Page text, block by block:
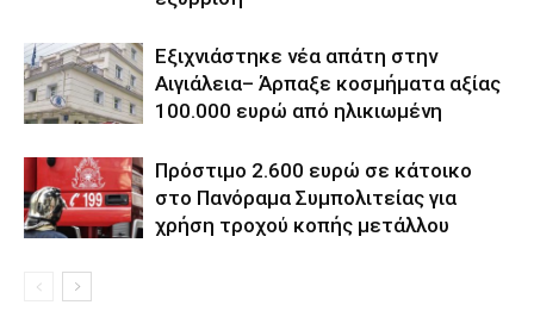
Εξιχνιάστηκε νέα απάτη στην
Αιγιάλεια– Άρπαξε κοσμήματα αξίας
100.000 ευρώ από ηλικιωμένη
Πρόστιμο 2.600 ευρώ σε κάτοικο
στο Πανόραμα Συμπολιτείας για
χρήση τροχού κοπής μετάλλου